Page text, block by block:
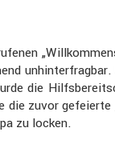
die
zuvor
zu locken.